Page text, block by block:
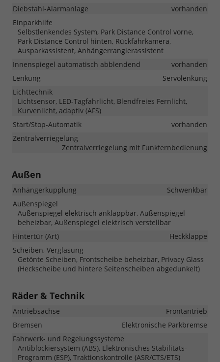
Diebstahl-Alarmanlage
vorhanden
Einparkhilfe
Selbstlenkendes System, Park Distance Control vorne,
Park Distance Control hinten, Rückfahrkamera,
Ausparkassistent, Anhängerrangierassistent
Innenspiegel automatisch abblendend
vorhanden
Lenkung
Servolenkung
Lichttechnik
Lichtsensor, LED-Tagfahrlicht, Blendfreies Fernlicht,
Kurvenlicht, adaptiv (AFS)
Start/Stop-Automatik
vorhanden
Zentralverriegelung
Zentralverriegelung mit Funkfernbedienung
Außen
Anhängerkupplung
Schwenkbar
Außenspiegel
Außenspiegel elektrisch anklappbar, Außenspiegel
beheizbar, Außenspiegel elektrisch verstellbar
Hintertür (Art)
Heckklappe
Scheiben, Verglasung
Getönte Scheiben, Frontscheibe beheizbar, Privacy Glass
(Heckscheibe und hintere Seitenscheiben abgedunkelt)
Räder & Technik
Antriebsachse
Frontantrieb
Bremsen
Elektronische Parkbremse
Fahrwerk- und Regelungssysteme
Antiblockiersystem (ABS), Elektronisches Stabilitäts-
Programm (ESP), Traktionskontrolle (ASR/CTS/ETS)